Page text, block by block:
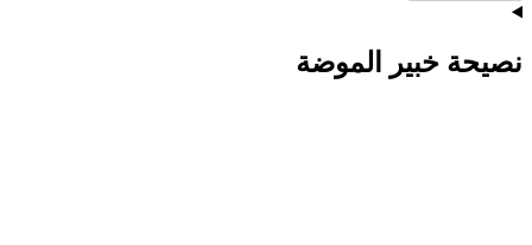
نصيحة خبير الموضة